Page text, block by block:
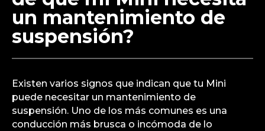
un mantenimiento de
suspensión?
Existen varios signos que indican que tu Mini
puede necesitar un mantenimiento de
suspensión. Uno de los más comunes es una
conducción más brusca o incómoda de lo